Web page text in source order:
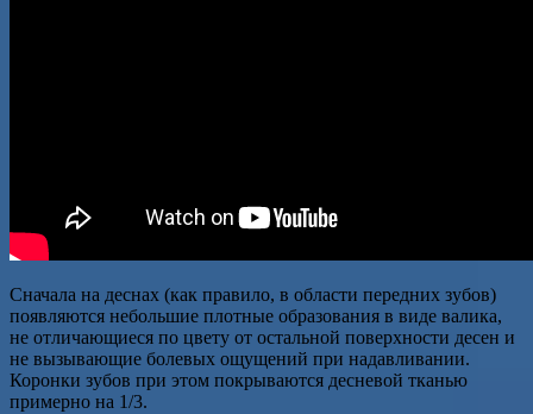
Сначала на деснах (как правило, в области передних зубов)
появляются небольшие плотные образования в виде валика,
не отличающиеся по цвету от остальной поверхности десен и
не вызывающие болевых ощущений при надавливании.
Коронки зубов при этом покрываются десневой тканью
примерно на 1/3.